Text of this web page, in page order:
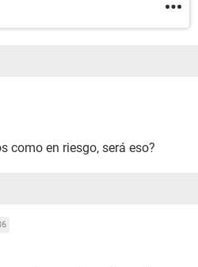
como en riesgo, será eso?